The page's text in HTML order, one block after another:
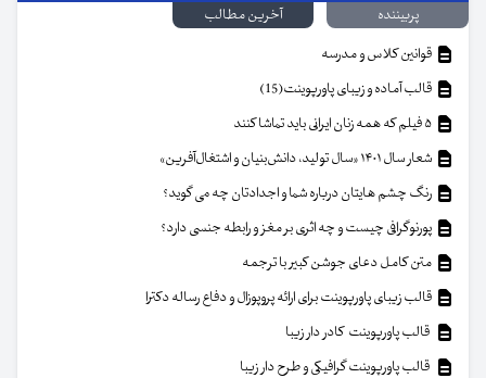
پربیننده
آخرین مطالب
قوانین کلاس و مدرسه
قالب آماده و زیبای پاورپوینت(15)
شعار سال ۱۴۰۱ «سال تولید، دانش‌بنیان و اشتغال‌آفرین»
رنگ چشم هایتان درباره شما و اجدادتان چه می گوید؟
پورنوگرافی چیست و چه اثری بر مغز و رابطه جنسی دارد؟
متن کامل دعای جوشن کبیر با ترجمه
قالب زیبای پاورپوینت برای ارائه پروپوزال و دفاع رساله دکترا
قالب پاورپوینت کادر دار زیبا
قالب پاورپوینت گرافیکی و طرح دار زیبا